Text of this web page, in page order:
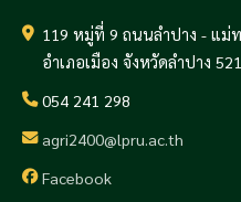
119 หมู่ที่ 9 ถนนลำปาง - แ
อำเภอเมือง จังหวัดลำปาง
054 241 298
agri2400@lpru.ac.th
Facebook